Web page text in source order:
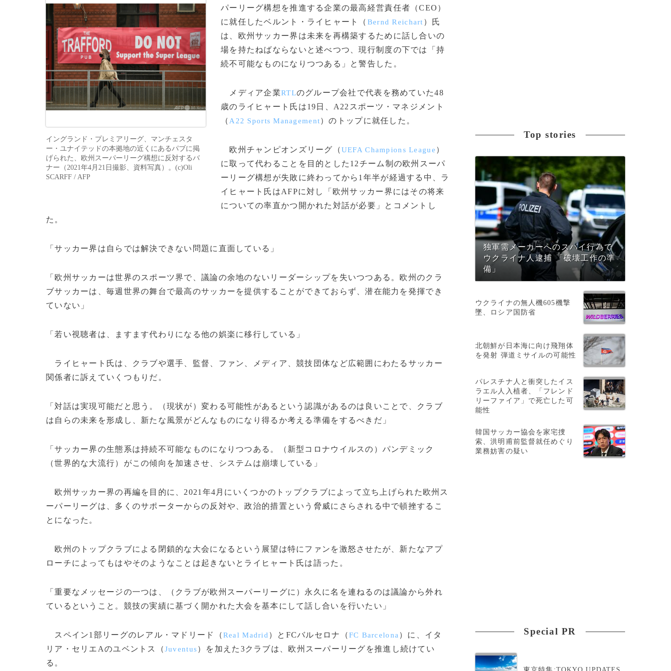
イングランド・プレミアリーグ、マンチェスタ
ー・ユナイテッドの本拠地の近くにあるパブに掲
げられた、欧州スーパーリーグ構想に反対するバ
ナー（2021年4月21日撮影、資料写真）。(c)Oli
SCARFF / AFP
パーリーグ構想を推進する企業の最高経営責任者（CEO）
に就任したベルント・ライヒャート（ Bernd Reichart ）氏
は、欧州サッカー界は未来を再構築するために話し合いの
場を持たねばならないと述べつつ、現行制度の下では「持
続不可能なものになりつつある」と警告した。
メディア企業RTLのグループ会社で代表を務めていた48
歳のライヒャート氏は19日、A22スポーツ・マネジメント
（ A22 Sports Management）のトップに就任した。
欧州チャンピオンズリーグ（UEFA Champions League ）
に取って代わることを目的とした12チーム制の欧州スーパ
ーリーグ構想が失敗に終わってから1年半が経過する中、ラ
イヒャート氏はAFPに対し「欧州サッカー界にはその将来
についての率直かつ開かれた対話が必要」とコメントし
た。
「サッカー界は自らでは解決できない問題に直面している」
「欧州サッカーは世界のスポーツ界で、議論の余地のないリーダーシップを失いつつある。欧州のクラ
ブサッカーは、毎週世界の舞台で最高のサッカーを提供することができておらず、潜在能力を発揮でき
ていない」
「若い視聴者は、ますます代わりになる他の娯楽に移行している」
ライヒャート氏は、クラブや選手、監督、ファン、メディア、競技団体など広範囲にわたるサッカー
関係者に訴えていくつもりだ。
「対話は実現可能だと思う。（現状が）変わる可能性があるという認識があるのは良いことで、クラブ
は自らの未来を形成し、新たな風景がどんなものになり得るか考える準備をするべきだ」
「サッカー界の生態系は持続不可能なものになりつつある。（新型コロナウイルスの）パンデミック
（世界的な大流行）がこの傾向を加速させ、システムは崩壊している」
欧州サッカー界の再編を目的に、2021年4月にいくつかのトップクラブによって立ち上げられた欧州ス
ーパーリーグは、多くのサポーターからの反対や、政治的措置という脅威にさらされる中で頓挫するこ
とになった。
欧州のトップクラブによる閉鎖的な大会になるという展望は特にファンを激怒させたが、新たなアプ
ローチによってもはやそのようなことは起きないとライヒャート氏は語った。
「重要なメッセージの一つは、（クラブが欧州スーパーリーグに）永久に名を連ねるのは議論から外れ
ているということ。競技の実績に基づく開かれた大会を基本にして話し合いを行いたい」
スペイン1部リーグのレアル・マドリード（Real Madrid ）とFCバルセロナ（FC Barcelona ）に、イタ
リア・セリエAのユベントス（Juventus）を加えた3クラブは、欧州スーパーリーグを推進し続けてい
る。
Top stories
独軍需メーカーへのスパイ行為で
ウクライナ人逮捕 「破壊工作の準
備」
ウクライナの無人機605機撃
墜、ロシア国防省
北朝鮮が日本海に向け飛翔体
を発射 弾道ミサイルの可能性
パレスチナ人と衝突したイス
ラエル人入植者、「フレンド
リーファイア」で死亡した可
能性
韓国サッカー協会を家宅捜
索、洪明甫前監督就任めぐり
業務妨害の疑い
Special PR
東京特集:TOKYO UPDATES